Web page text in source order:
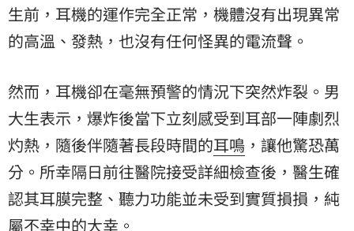
生前，耳機的運作完全正常，機體沒有出現異常
的高溫、發熱，也沒有任何怪異的電流聲。
然而，耳機卻在毫無預警的情況下突然炸裂。男
大生表示，爆炸後當下立刻感受到耳部一陣劇烈
灼熱，隨後伴隨著長段時間的耳鳴 ，讓他驚恐萬
分。所幸隔日前往醫院接受詳細檢查後，醫生確
認其耳膜完整、聽力功能並未受到實質損損，純
屬不幸中的大幸。